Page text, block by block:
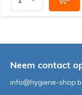
Neem contact
info@hygiene-